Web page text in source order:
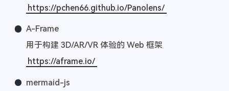
https://pchen66.github.io/Panolens/
A-Frame
用于构建 3D/AR/VR 体验的 Web 框架
https://aframe.io/
mermaid-js